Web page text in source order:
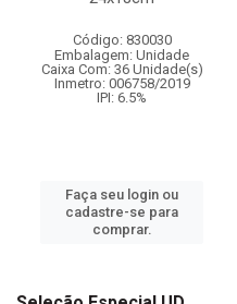
Código: 830030
Embalagem: Unidade
Caixa Com: 36 Unidade(s)
Inmetro: 006758/2019
IPI: 6.5%
Faça seu login ou
cadastre-se para
comprar.